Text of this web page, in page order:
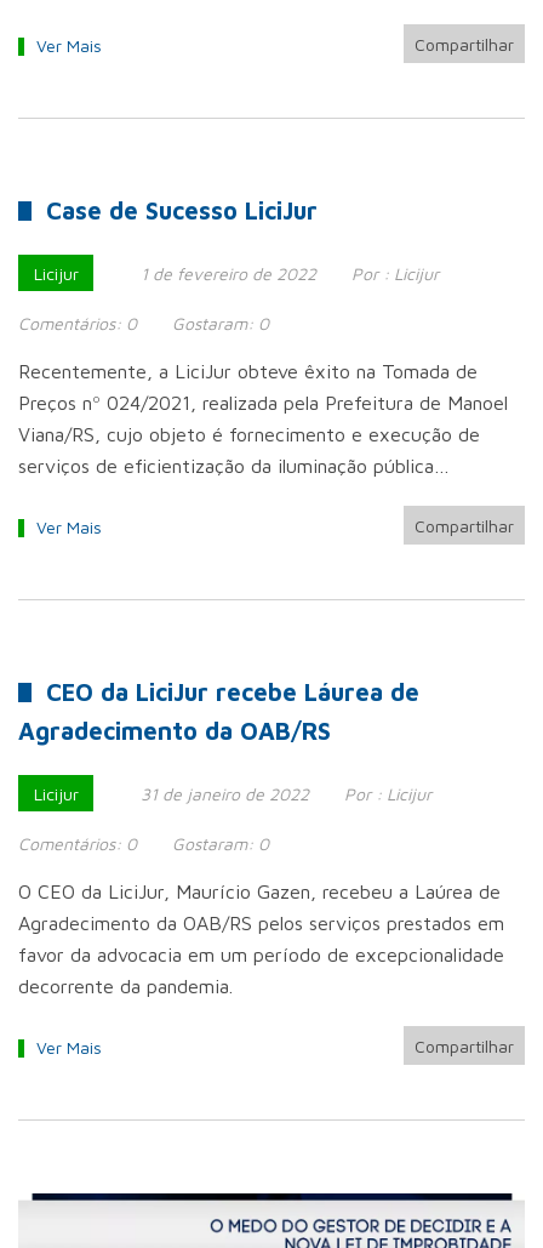
Ver Mais Compartilhar
Case de Sucesso LiciJur
Licijur 1 de fevereiro de 2022 Por : Licijur
Comentários: 0 Gostaram: 0
Recentemente, a LiciJur obteve êxito na Tomada de
Preços nº 024/2021, realizada pela Prefeitura de Manoel
Viana/RS, cujo objeto é fornecimento e execução de
serviços de eficientização da iluminação pública…
Ver Mais Compartilhar
CEO da LiciJur recebe Láurea de
Agradecimento da OAB/RS
Licijur 31 de janeiro de 2022 Por : Licijur
Comentários: 0 Gostaram: 0
O CEO da LiciJur, Maurício Gazen, recebeu a Laúrea de
Agradecimento da OAB/RS pelos serviços prestados em
favor da advocacia em um período de excepcionalidade
decorrente da pandemia.
Ver Mais Compartilhar